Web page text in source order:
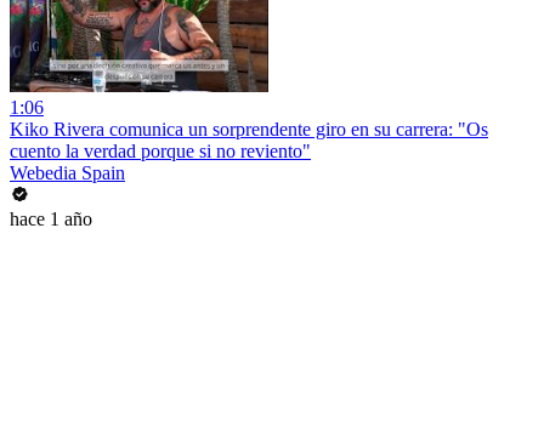
1:06
Kiko Rivera comunica un sorprendente giro en su carrera: "Os
cuento la verdad porque si no reviento"
Webedia Spain
hace 1 año